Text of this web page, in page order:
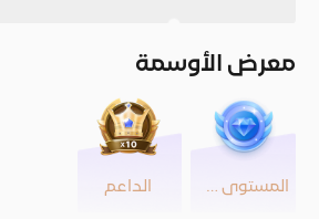
معرض الأوسمة
المستوى 38 الداعم